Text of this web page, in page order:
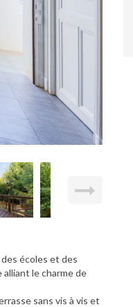
écoles et des
le charme de
sans vis à vis et